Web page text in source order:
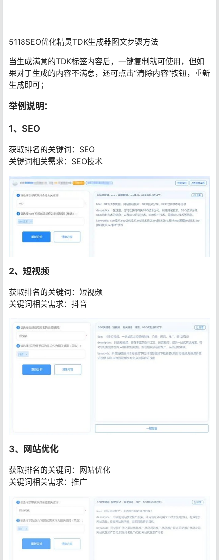
5118SEO优化精灵TDK生成器图文步骤方法
当生成满意的TDK标签内容后，一键复制就可使用，但如
果对于生成的内容不满意，还可点击“清除内容”按钮，重新
生成即可；
举例说明：
1、SEO
获取排名的关键词：SEO
关键词相关需求：SEO技术
2、短视频
获取排名的关键词：短视频
关键词相关需求：抖音
3、网站优化
获取排名的关键词：网站优化
关键词相关需求：推广